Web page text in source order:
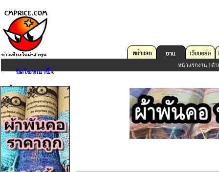
หน้าแรกงาน | ตำ
หน้าแรกงาน
สำหรับผู้หางาน
ตำแหน่งงานว่าง•
ฝากประวัติ
Sign In(ผู้หางาน)
บริษัท/องค์กร
ลงประกาศงานว่าง
ปิดโฆษณานี้X